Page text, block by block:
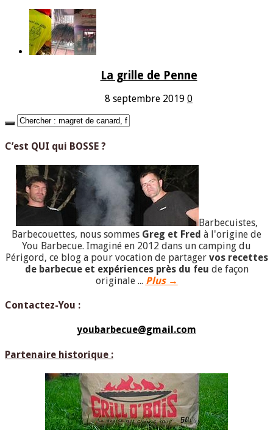
La grille de Penne
8 septembre 2019 0
C’est QUI qui BOSSE ?
Barbecuistes,
Barbecouettes, nous sommes Greg et Fred à l'origine de
You Barbecue. Imaginé en 2012 dans un camping du
Périgord, ce blog a pour vocation de partager vos recettes
de barbecue et expériences près du feu de façon
originale ... Plus →
Contactez-You :
youbarbecue@gmail.com
Partenaire historique :